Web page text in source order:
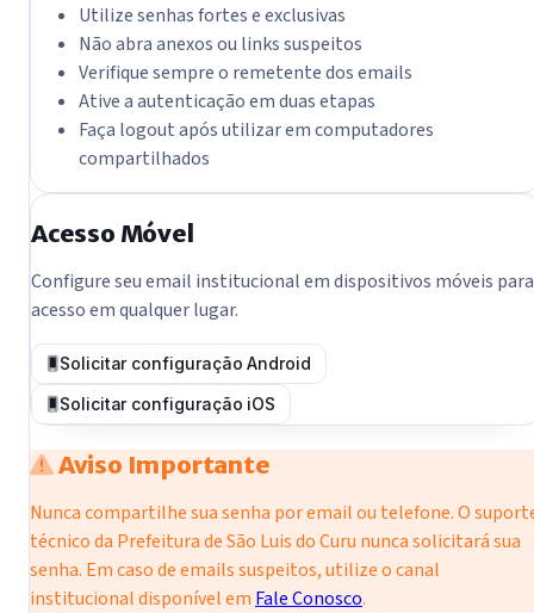
Utilize senhas fortes e exclusivas
Não abra anexos ou links suspeitos
Verifique sempre o remetente dos emails
Ative a autenticação em duas etapas
Faça logout após utilizar em computadores
compartilhados
Acesso Móvel
Configure seu email institucional em dispositivos móveis para
acesso em qualquer lugar.
Solicitar configuração Android
Solicitar configuração iOS
Aviso Importante
Nunca compartilhe sua senha por email ou telefone. O
técnico da Prefeitura de São Luis do Curu nunca solicitará sua
senha. Em caso de emails suspeitos, utilize o canal
institucional disponível em Fale Conosco.